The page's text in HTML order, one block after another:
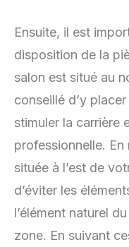
Ensuite, il est
disposition de la
salon est situé au
conseillé d’y
stimuler la carrière
professionnelle.
située à l’est de
d’éviter les
l’élément naturel
zone. En suivant